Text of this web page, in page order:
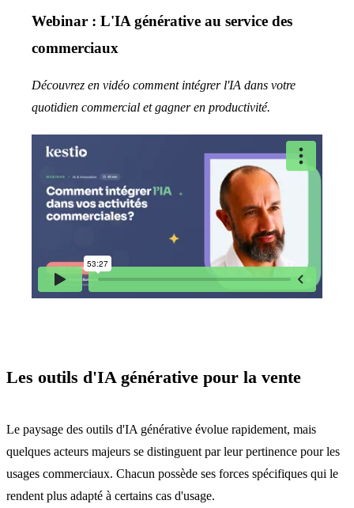
Webinar : L'IA générative au service des
commerciaux
Découvrez en vidéo comment intégrer l'IA dans votre
quotidien commercial et gagner en productivité.
Les outils d'IA générative pour la vente
Le paysage des outils d'IA générative évolue rapidement, mais
quelques acteurs majeurs se distinguent par leur pertinence pour les
usages commerciaux. Chacun possède ses forces spécifiques qui le
rendent plus adapté à certains cas d'usage.